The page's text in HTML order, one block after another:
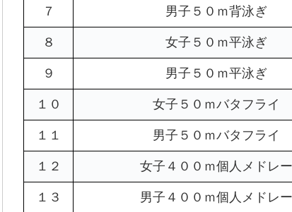
７ 男子５０ｍ背泳ぎ
８ 女子５０ｍ平泳ぎ
９ 男子５０ｍ平泳ぎ
１０ 女子５０ｍバタフライ
１１ 男子５０ｍバタフライ
１２ 女子４００ｍ個人メドレー
１３ 男子４００ｍ個人メドレー